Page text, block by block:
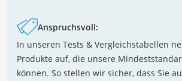
Anspruchsvoll:
In unseren Tests & Vergleichstabellen
Produkte auf, die unsere
können. So stellen wir sicher, dass Sie